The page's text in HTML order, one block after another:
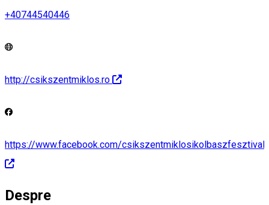
+40744540446
http://csikszentmiklos.ro
https://www.facebook.com/csikszentmiklosikolbaszfesztival/
Despre